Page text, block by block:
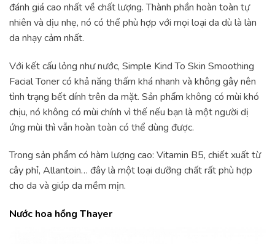
đánh giá cao nhất về chất lượng. Thành phần hoàn toàn tự
nhiên và dịu nhẹ, nó có thể phù hợp với mọi loại da dù là làn
da nhạy cảm nhất.
Với kết cấu lỏng như nước, Simple Kind To Skin Smoothing
Facial Toner có khả năng thấm khá nhanh và không gây nên
tình trạng bết dính trên da mặt. Sản phẩm không có mùi khó
chịu, nó không có mùi chính vì thế nếu bạn là một người dị
ứng mùi thì vẫn hoàn toàn có thể dùng được.
Trong sản phẩm có hàm lượng cao: Vitamin B5, chiết xuất từ
cây phỉ, Allantoin… đây là một loại dưỡng chất rất phù hợp
cho da và giúp da mềm mịn.
Nước hoa hồng Thayer